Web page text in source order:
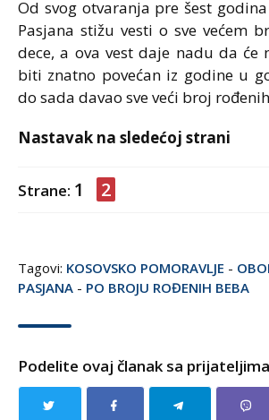
Od svog otvaranja pre šest
Pasjana stižu vesti o sve većem
dece, a ova vest daje nadu da
biti znatno povećan iz godine u
do sada davao sve veći broj
Nastavak na sledećoj strani
Strane: 1 2
Tagovi: KOSOVSKO POMORAVLJE -
PASJANA - PO BROJU ROĐENIH BEBA
Podelite ovaj članak sa